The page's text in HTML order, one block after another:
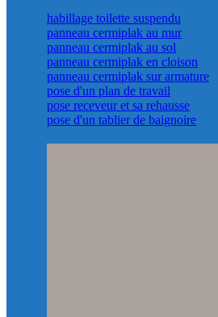
habillage toilette suspendu
panneau cermiplak au mur
panneau cermiplak au sol
panneau cermiplak en cloison
panneau cermiplak sur armature
pose d'un plan de travail
pose receveur et sa rehausse
pose d'un tablier de baignoire